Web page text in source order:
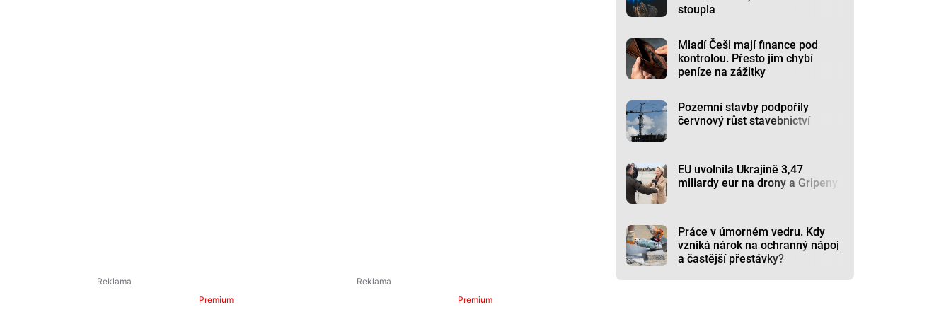
stoupla
Mladí Češi mají finance pod
kontrolou. Přesto jim chybí
peníze na zážitky
Pozemní stavby podpořily
červnový růst stavebnictví
EU uvolnila Ukrajině 3,47
miliardy eur na drony a Gripeny
Práce v úmorném vedru. Kdy
vzniká nárok na ochranný nápoj
a častější přestávky?
Premium Premium